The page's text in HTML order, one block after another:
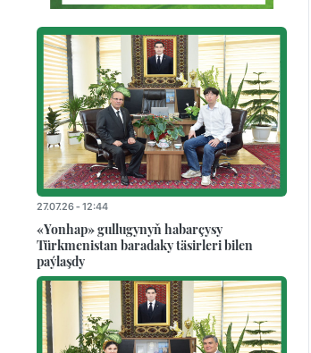
27.07.26 - 12:44
«Yonhap» gullugynyň habarçysy
Türkmenistan baradaky täsirleri bilen
paýlaşdy